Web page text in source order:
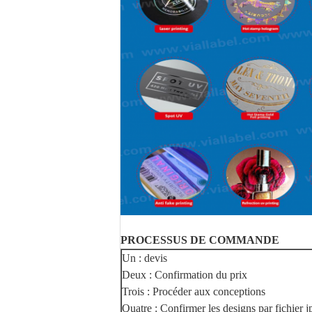
PROCESSUS DE COMMANDE
Un : devis
Deux : Confirmation du prix
Trois : Procéder aux conceptions
Quatre : Confirmer les designs par fichier